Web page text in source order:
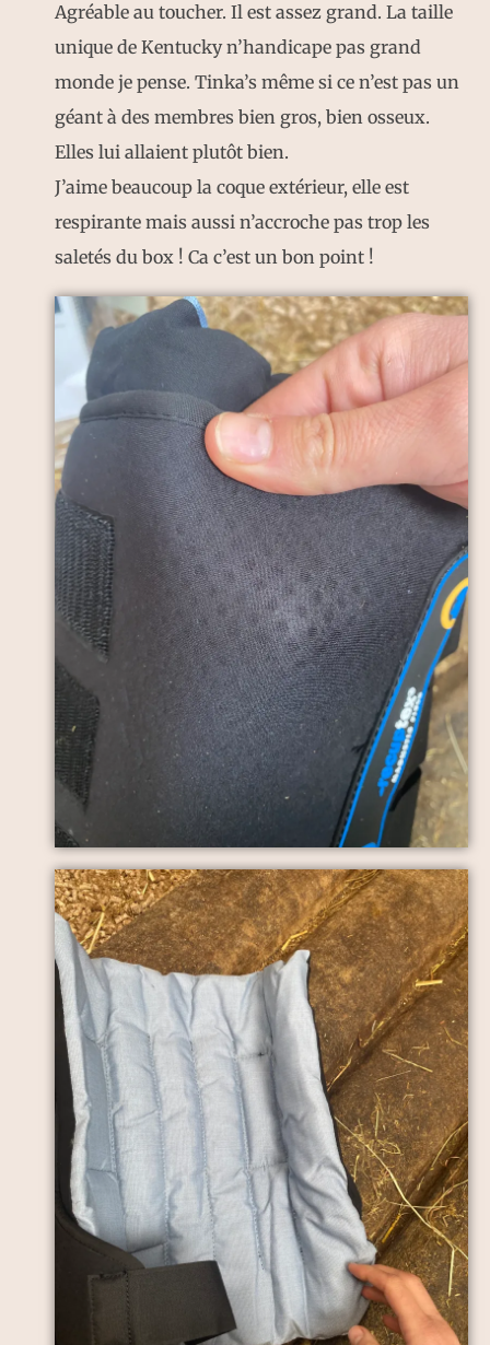
Agréable au toucher. Il est assez grand. La taille
unique de Kentucky n’handicape pas grand
monde je pense. Tinka’s même si ce n’est pas un
géant à des membres bien gros, bien osseux.
Elles lui allaient plutôt bien.
J’aime beaucoup la coque extérieur, elle est
respirante mais aussi n’accroche pas trop les
saletés du box ! Ca c’est un bon point !